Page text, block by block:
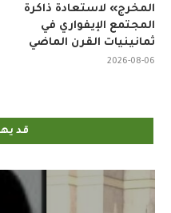
المخرج» لاستعادة ذاكرة
المجتمع الإيفواري في
ثمانينيات القرن الماضي
2026-08-06
قد